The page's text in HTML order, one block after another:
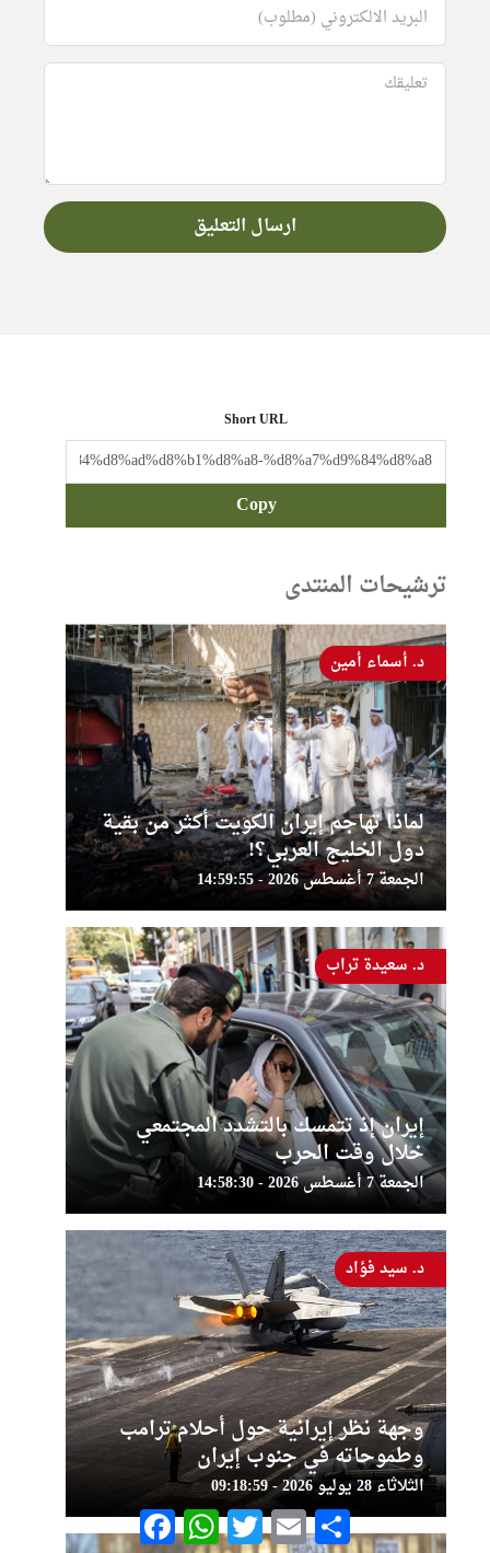
Short URL
Copy
ترشيحات المنتدى
لماذا تهاجم إيران الكويت أكثر من بقية
دول الخليج العربي؟!
الجمعة 7 أغسطس 2026 - 14:59:55
د. أسماء أمين
إيران إذ تتمسك بالتشدد المجتمعي
خلال وقت الحرب
الجمعة 7 أغسطس 2026 - 14:58:30
د. سعيدة تراب
وجهة نظر إيرانية حول أحلام ترامب
وطموحاته في جنوب إيران
الثلاثاء 28 يوليو 2026 - 09:18:59
د. سيد فؤاد
FacebookWhatsAppTwitter Email Share